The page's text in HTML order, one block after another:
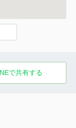
で共有する